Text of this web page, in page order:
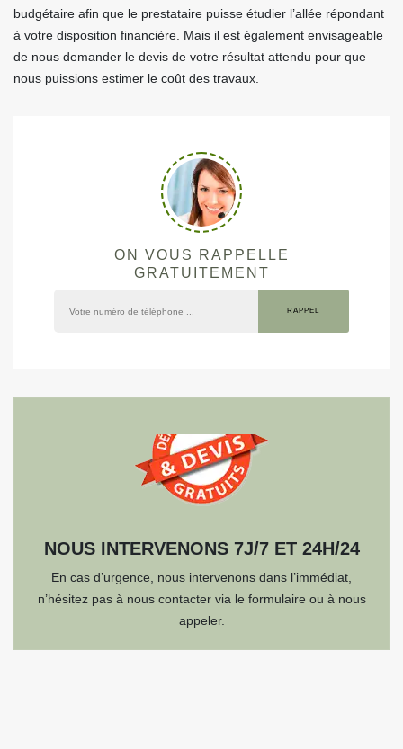
budgétaire afin que le prestataire puisse étudier l’allée répondant
à votre disposition financière. Mais il est également envisageable
de nous demander le devis de votre résultat attendu pour que
nous puissions estimer le coût des travaux.
ON VOUS RAPPELLE
GRATUITEMENT
NOUS INTERVENONS 7J/7 ET 24H/24
En cas d’urgence, nous intervenons dans l’immédiat,
n’hésitez pas à nous contacter via le formulaire ou à nous
appeler.